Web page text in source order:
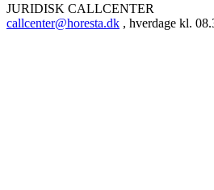
JURIDISK CALLCENTER
callcenter@horesta.dk , hverdage kl.